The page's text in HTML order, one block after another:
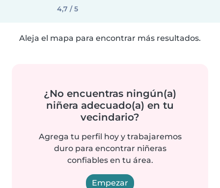
4,7 / 5
Aleja el mapa para encontrar más resultados.
¿No encuentras ningún(a)
niñera adecuado(a) en tu
vecindario?
Agrega tu perfil hoy y trabajaremos
duro para encontrar niñeras
confiables en tu área.
Empezar